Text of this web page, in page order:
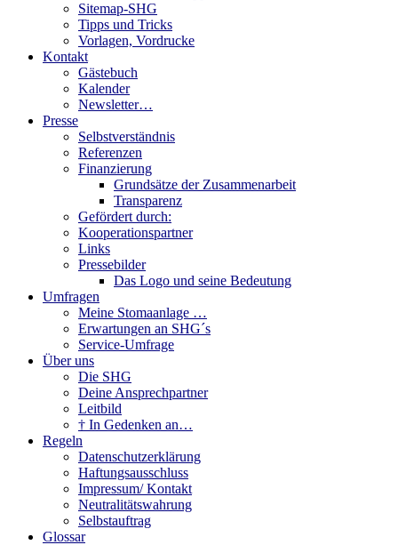
Sitemap-SHG
Tipps und Tricks
Vorlagen, Vordrucke
Kontakt
Gästebuch
Kalender
Newsletter…
Presse
Selbstverständnis
Referenzen
Finanzierung
Grundsätze der Zusammenarbeit
Transparenz
Gefördert durch:
Kooperationspartner
Links
Pressebilder
Das Logo und seine Bedeutung
Umfragen
Meine Stomaanlage …
Erwartungen an SHG´s
Service-Umfrage
Über uns
Die SHG
Deine Ansprechpartner
Leitbild
† In Gedenken an…
Regeln
Datenschutzerklärung
Haftungsausschluss
Impressum/ Kontakt
Neutralitätswahrung
Selbstauftrag
Glossar